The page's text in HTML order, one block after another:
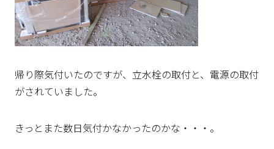
帰り際気付いたのですが、立水栓の取付と、電源の取付
がされていました。
きっとまた数日気付かなかったのかな・・・。